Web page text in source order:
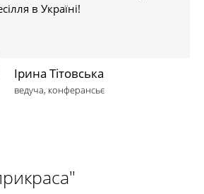
в Україні!
Ірина Тітовська
ведуча, конферансьє